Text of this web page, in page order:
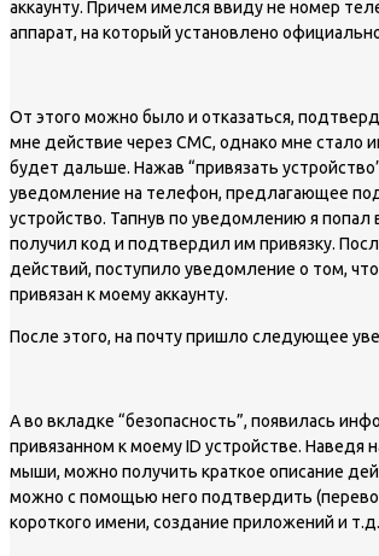
аккаунту. Причем имелся ввиду не номер
аппарат, на который установлено
От этого можно было и отказаться,
мне действие через СМС, однако мне стало
будет дальше. Нажав “привязать
уведомление на телефон, предлагающее
устройство. Тапнув по уведомлению я попал
получил код и подтвердил им привязку.
действий, поступило уведомление о том,
привязан к моему аккаунту.
После этого, на почту пришло следующее
А во вкладке “безопасность”, появилась
привязанном к моему ID устройстве. Наведя
мыши, можно получить краткое описание
можно с помощью него подтвердить
короткого имени, создание приложений и